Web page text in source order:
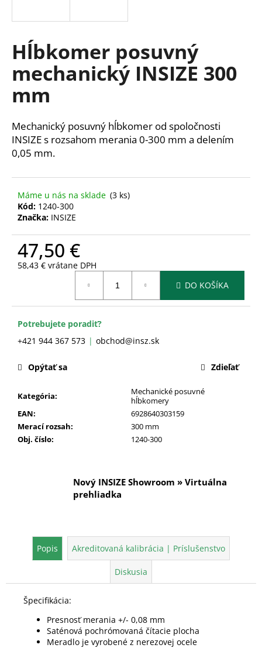
Hĺbkomer posuvný
mechanický INSIZE 300
mm
Mechanický posuvný hĺbkomer od spoločnosti
INSIZE s rozsahom merania 0-300 mm a delením
0,05 mm.
Máme u nás na sklade (3 ks)
Kód: 1240-300
Značka: INSIZE
47,50 €
58,43 € vrátane DPH
DO KOŠÍKA
Potrebujete poradiť?
+421 944 367 573
obchod@insz.sk
Kategória:
Mechanické posuvné
hĺbkomery
EAN:
6928640303159
Merací rozsah:
300 mm
Obj. číslo: 1240-300
Opýtať sa Zdieľať
Nový INSIZE Showroom » Virtuálna
prehliadka
Popis Akreditovaná kalibrácia | Príslušenstvo
Diskusia
Špecifikácia:
Presnosť merania +/- 0,08 mm
Saténová pochrómovaná čítacie plocha
Meradlo je vyrobené z nerezovej ocele
s
ť
?
HĽADAŤ
d
p
o
r
ú
e